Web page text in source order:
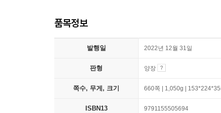
품목정보
발행일 2022년 12월 31일
판형 양장
쪽수, 무게, 크기 660쪽 | 1,050g |
ISBN13 9791155505694